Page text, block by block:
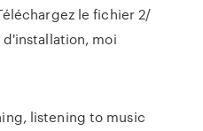
le fichier 2/
moi
listening to music